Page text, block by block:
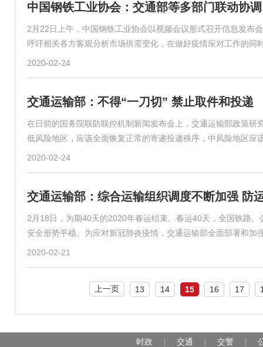
中国钢铁工业协会：交通部等多部门联动协
2月22日上午，中国钢铁工业协会以视频会议形式召开信息发布
呼吁相关各方客观分析市场供需变化，在做好疫情应对工作的同
2020-02-24
交通运输部：不得“一刀切” 禁止取件和投递
在日前的国务院联防联控机制新闻发布会上，交通运输部政策
低风险地区，应该全面恢复正常的寄递投递秩序，中风险地区应
2020-02-24
交通运输部：综合运输组织调度不断加强 防
2月18日，为期40天的2020年春运结束。春运40天，全国铁路
安全形势平稳。为应对新冠肺炎疫情，交通运输部全面部署和加
2020-02-21
上一页 13 14 15 16 17
时政 交通 交警